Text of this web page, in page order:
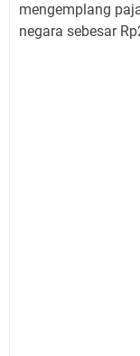
mengemplang
negara sebesar